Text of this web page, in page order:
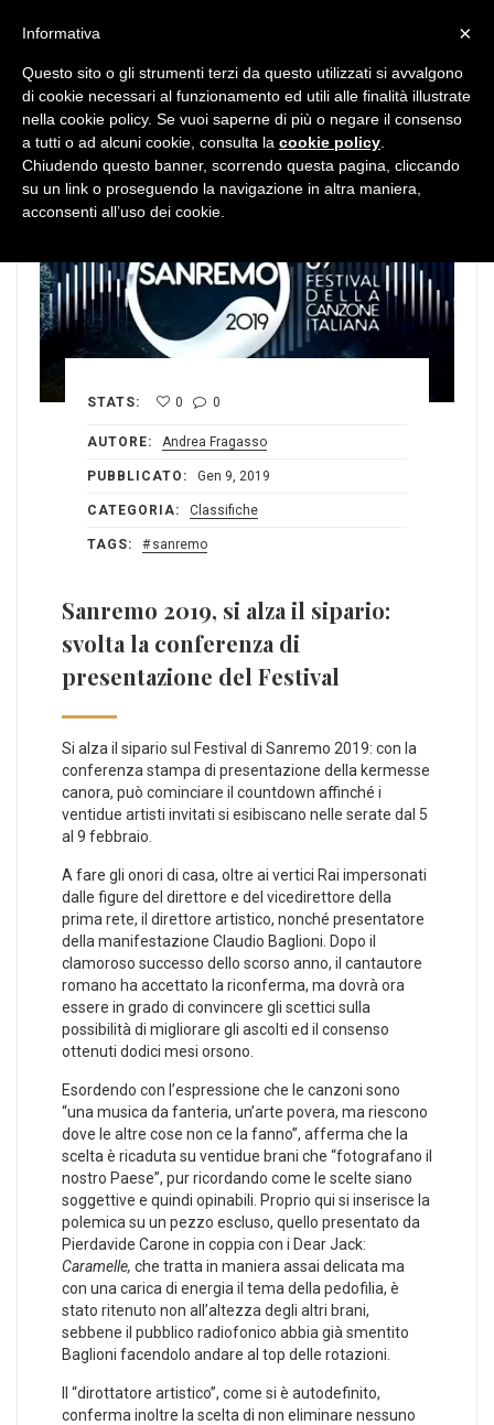
STATS: 0 0
AUTORE: Andrea Fragasso
PUBBLICATO: Gen 9, 2019
CATEGORIA: Classifiche
TAGS: sanremo
Sanremo 2019, si alza il sipario:
svolta la conferenza di
presentazione del Festival
Si alza il sipario sul Festival di Sanremo 2019: con la
conferenza stampa di presentazione della kermesse
canora, può cominciare il countdown affinché i
ventidue artisti invitati si esibiscano nelle serate dal 5
al 9 febbraio.
A fare gli onori di casa, oltre ai vertici Rai impersonati
dalle figure del direttore e del vicedirettore della
prima rete, il direttore artistico, nonché presentatore
della manifestazione Claudio Baglioni. Dopo il
clamoroso successo dello scorso anno, il cantautore
romano ha accettato la riconferma, ma dovrà ora
essere in grado di convincere gli scettici sulla
possibilità di migliorare gli ascolti ed il consenso
ottenuti dodici mesi orsono.
Esordendo con l’espressione che le canzoni sono
“una musica da fanteria, un’arte povera, ma riescono
dove le altre cose non ce la fanno”, afferma che la
scelta è ricaduta su ventidue brani che “fotografano il
nostro Paese”, pur ricordando come le scelte siano
soggettive e quindi opinabili. Proprio qui si inserisce la
polemica su un pezzo escluso, quello presentato da
Pierdavide Carone in coppia con i Dear Jack:
Caramelle, che tratta in maniera assai delicata ma
con una carica di energia il tema della pedofilia, è
stato ritenuto non all’altezza degli altri brani,
sebbene il pubblico radiofonico abbia già smentito
Baglioni facendolo andare al top delle rotazioni.
Il “dirottatore artistico”, come si è autodefinito,
conferma inoltre la scelta di non eliminare nessuno
×
Informativa
Questo sito o gli strumenti terzi da questo utilizzati si avvalgono
di cookie necessari al funzionamento ed utili alle finalità illustrate
nella cookie policy. Se vuoi saperne di più o negare il consenso
a tutti o ad alcuni cookie, consulta la cookie policy
Chiudendo questo banner, scorrendo questa pagina, cliccando
su un link o proseguendo la navigazione in altra maniera,
acconsenti all’uso dei cookie.